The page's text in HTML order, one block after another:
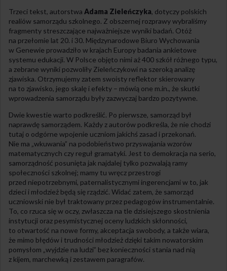
Trzeci tekst, autorstwa Adama Zieleńczyka, dotyczy polskich
realiów samorządu szkolnego. Z obszernej rozprawy wybraliśmy
fragmenty streszczające najważniejsze wyniki badań. Otóż
na przełomie lat 20. i 30. Międzynarodowe Biuro Wychowania
w Genewie prowadziło w krajach Europy badania ankietowe
systemu edukacji. W Polsce objęto nimi aż 400 szkół różnego typu,
a zebrane wyniki pozwoliły Zieleńczykowi na szeroką analizę
zjawiska. Otrzymujemy zatem swoisty reflektor skierowany
na to zjawisko, jego skalę i efekty – mówią one m.in., że skutki
wprowadzenia samorządu były zazwyczaj bardzo pozytywne.
Dwie kwestie warto podkreślić. Po pierwsze, samorząd był
naprawdę samorządem. Każdy z autorów podkreśla, że nie chodzi
tutaj o odgórne wpojenie uczniom jakichś zasad i przekonań.
Nie ma „wkuwania” na podobieństwo przyswajania wzorów
matematycznych czy reguł gramatyki. Jest to demokracja na serio,
samorządność posunięta jak najdalej tylko pozwalają ramy
społeczności szkolnej; mamy tu wręcz przestrogi
przed niepotrzebnymi, paternalistycznymi ingerencjami w to, jak
dzieci i młodzież będą się rządzić. Widać zatem, że samorząd
uczniowski nie był traktowany przez pedagogów instrumentalnie.
To, co rzuca się w oczy, zwłaszcza na tle dzisiejszego skostnienia
instytucji oraz pesymistycznej oceny ludzkich skłonności,
to otwartość na nowe formy, akceptacja swobody, a także wiara,
że mimo błędów i trudności młodzież dzięki takim nowatorskim
pomysłom „wyjdzie na ludzi” bez konieczności stania nad nią
z kijem, marchewką i zestawem paragrafów.